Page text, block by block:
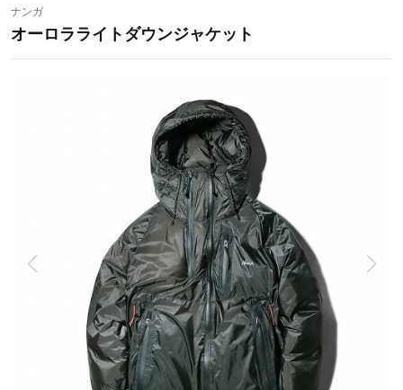
ナンガ
オーロラライトダウンジャケット